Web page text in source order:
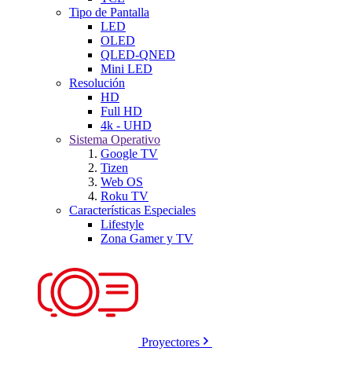
Tipo de Pantalla
LED
OLED
QLED-QNED
Mini LED
Resolución
HD
Full HD
4k - UHD
Sistema Operativo
Google TV
Tizen
Web OS
Roku TV
Características Especiales
Lifestyle
Zona Gamer y TV
Proyectores